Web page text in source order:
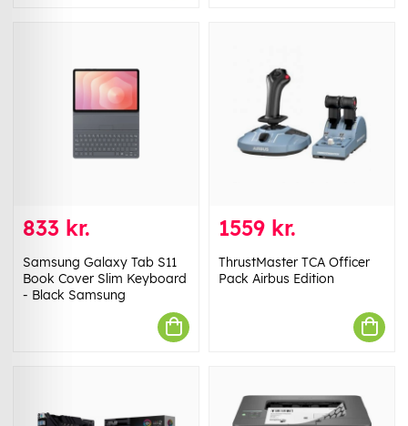
833 kr.
Samsung Galaxy Tab S11
Book Cover Slim Keyboard
- Black Samsung
1559 kr.
ThrustMaster TCA Officer
Pack Airbus Edition